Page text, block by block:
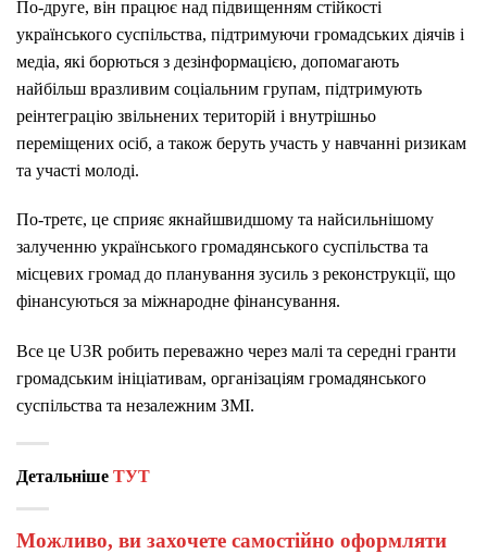
По-друге, він працює над підвищенням стійкості
українського суспільства, підтримуючи громадських діячів і
медіа, які борються з дезінформацією, допомагають
найбільш вразливим соціальним групам, підтримують
реінтеграцію звільнених територій і внутрішньо
переміщених осіб, а також беруть участь у навчанні ризикам
та участі молоді.
По-третє, це сприяє якнайшвидшому та найсильнішому
залученню українського громадянського суспільства та
місцевих громад до планування зусиль з реконструкції, що
фінансуються за міжнародне фінансування.
Все це U3R робить переважно через малі та середні гранти
громадським ініціативам, організаціям громадянського
суспільства та незалежним ЗМІ.
Детальніше ТУТ
Можливо, ви захочете самостійно оформляти